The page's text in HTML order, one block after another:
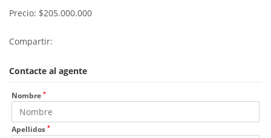
Precio: $205.000.000
Compartir:
Contacte al agente
Nombre *
Apellidos *